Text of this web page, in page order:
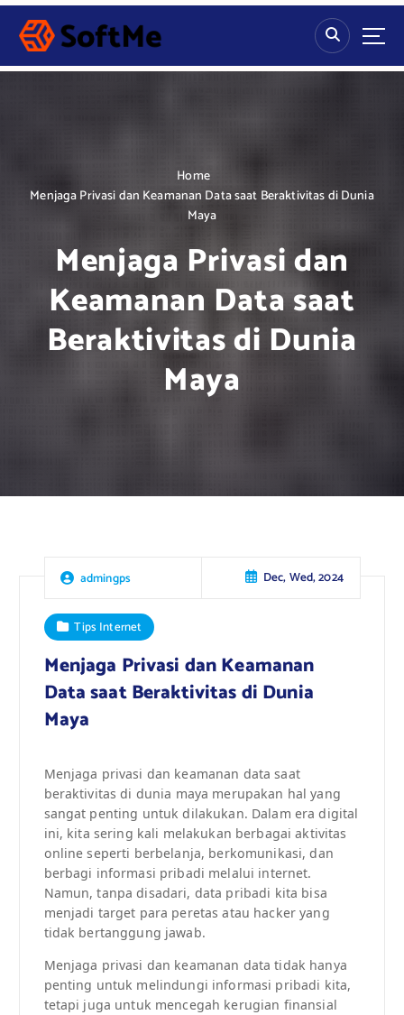
S
p
Home
Menjaga Privasi dan Keamanan Data saat Beraktivitas di Dunia
Maya
Menjaga Privasi dan
Keamanan Data saat
Beraktivitas di Dunia
Maya
admingps Dec, Wed, 2024
Tips Internet
Menjaga Privasi dan Keamanan
Data saat Beraktivitas di Dunia
Maya
Menjaga privasi dan keamanan data saat
beraktivitas di dunia maya merupakan hal yang
sangat penting untuk dilakukan. Dalam era digital
ini, kita sering kali melakukan berbagai aktivitas
online seperti berbelanja, berkomunikasi, dan
berbagi informasi pribadi melalui internet.
Namun, tanpa disadari, data pribadi kita bisa
menjadi target para peretas atau hacker yang
tidak bertanggung jawab.
Menjaga privasi dan keamanan data tidak hanya
penting untuk melindungi informasi pribadi kita,
tetapi juga untuk mencegah kerugian finansial